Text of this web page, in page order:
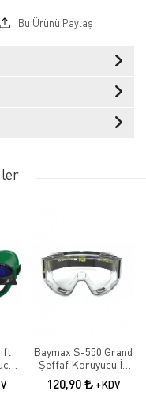
Bu Ürünü Paylaş
Baymax S-550 Grand
Şeffaf Koruyucu İş
Gözlüğü | Antifog İş
Güvenliği Gözlüğü
120,90 +KDV